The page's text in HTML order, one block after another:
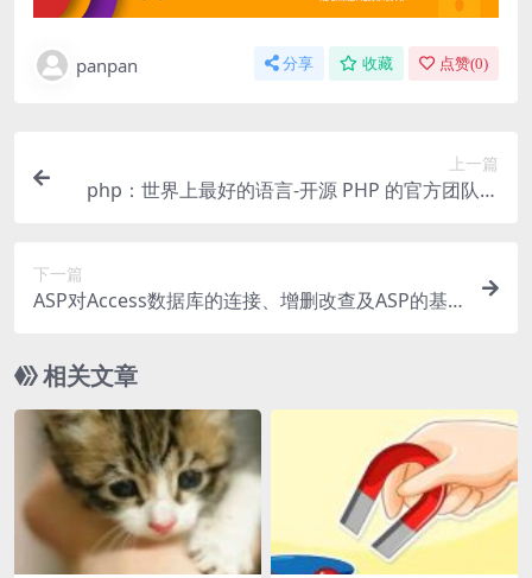
panpan 分享 收藏 点赞(0)
上一篇
php：世界上最好的语言-开源 PHP 的官方团队已
下一篇
ASP对Access数据库的连接、增删改查及ASP的基
相关文章